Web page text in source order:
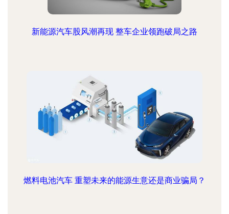
新能源汽车股风潮再现 整车企业领跑破局之路
燃料电池汽车 重塑未来的能源生意还是商业骗局？